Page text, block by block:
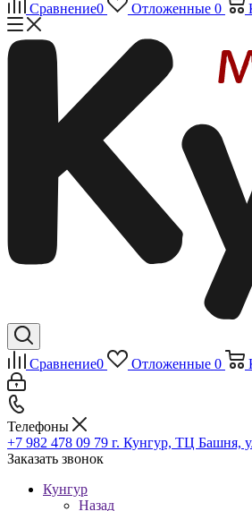
Сравнение0 Отложенные 0
Сравнение0 Отложенные 0
Телефоны
+7 982 478 09 79 г. Кунгур, ТЦ Башня,
Заказать звонок
Кунгур
Назад